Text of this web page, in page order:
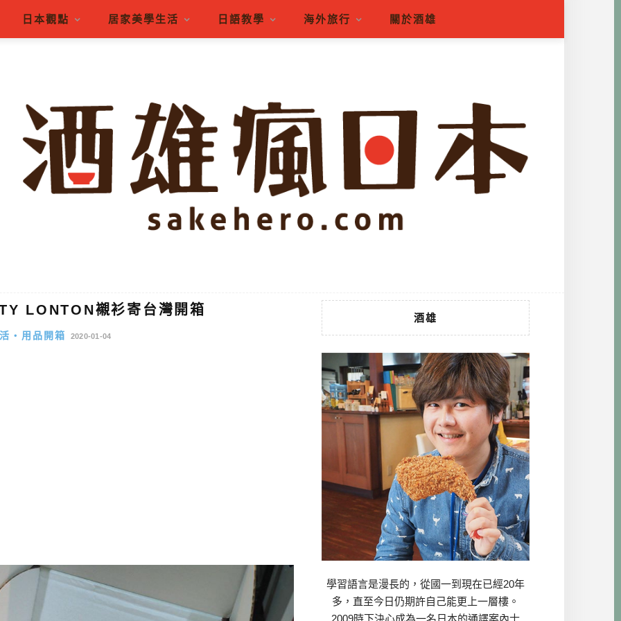
日本觀點 居家美學生活 日語教學 海外旅行 關於酒雄
LONTON襯衫寄台灣開箱
・用品開箱 2020-01-04
酒雄
學習語言是漫長的，從國一到現在已經20年
多，直至今日仍期許自己能更上一層樓。
2009時下決心成為一名日本的通譯案內士